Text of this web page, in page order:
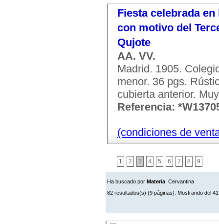
Fiesta celebrada
con motivo del
Qujote
AA. VV.
Madrid. 1905.
menor. 36 pgs.
cubierta anterior.
Referencia:
(condiciones de
1 2 3 4 5 6 7 8 9
Ha buscado por Materia: Cervantina
82 resultados(s) (9 páginas). Mostrando del